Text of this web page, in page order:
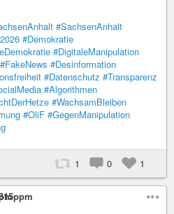
#SachsenAnhalt
#Demokratie
#DigitaleManipulation
#FakeNews #Desinformation
#Datenschutz #Transparenz
#Algorithmen
#WachsamBleiben
#OliF #GegenManipulation
1 0 1